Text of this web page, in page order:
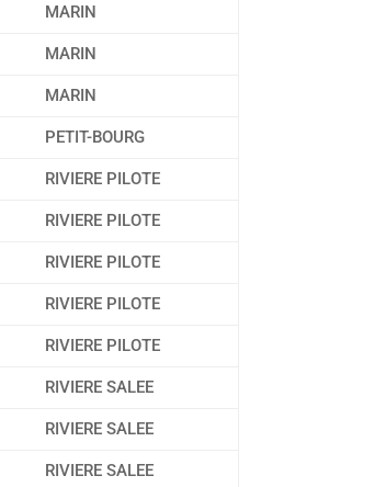
MARIN
MARIN
MARIN
PETIT-BOURG
RIVIERE PILOTE
RIVIERE PILOTE
RIVIERE PILOTE
RIVIERE PILOTE
RIVIERE PILOTE
RIVIERE SALEE
RIVIERE SALEE
RIVIERE SALEE